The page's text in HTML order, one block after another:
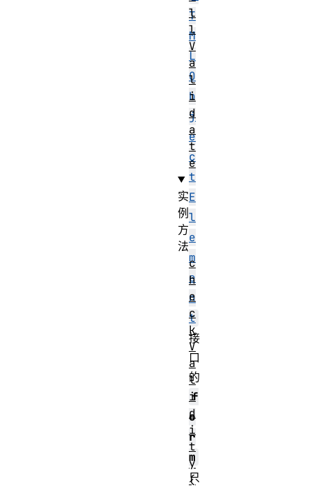
T
M
L
O
b
j
e
c
t
E
l
e
m
e
n
t
接
口
的
f
o
r
m
只
l
l
V
a
l
i
d
a
t
e
实
例
方
法
c
h
e
c
k
V
a
l
i
d
i
t
y
(